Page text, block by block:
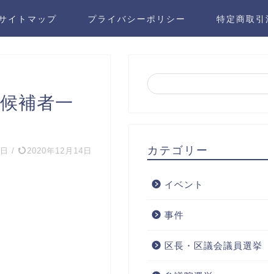
イトマップ プライバシーポリシー 特定商取引
補者一
/ 2020年12月14日 カテゴリー
イベント
事件
区長・区議会議員選挙